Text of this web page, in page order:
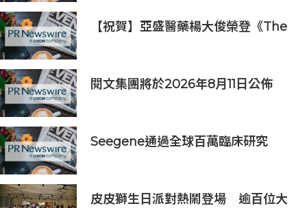
【祝賀】亞盛醫藥楊大俊榮登《The
閱文集團將於2026年8月11日公佈
Seegene通過全球百萬臨床研究
皮皮獅生日派對熱鬧登場 逾百位大